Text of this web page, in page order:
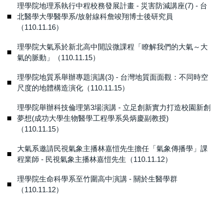
理學院地理系執行中程校務發展計畫 - 災害防減講座(7) - 台
北醫學大學醫學系/放射線科詹竣翔博士後研究員
（110.11.16）
理學院大氣系於新北高中開設微課程「瞭解我們的大氣～大
氣的脈動」（110.11.15）
理學院地質系舉辦專題演講(3) - 台灣地質面面觀：不同時空
尺度的地體構造演化（110.11.15）
理學院舉辦科技倫理第3場演講 - 立足創新實力打造校園新創
夢想(成功大學生物醫學工程學系吳炳慶副教授)
（110.11.15）
大氣系邀請民視氣象主播林嘉愷先生擔任「氣象傳播學」課
程業師 - 民視氣象主播林嘉愷先生（110.11.12）
理學院生命科學系至竹圍高中演講 - 關於生醫學群
（110.11.12）